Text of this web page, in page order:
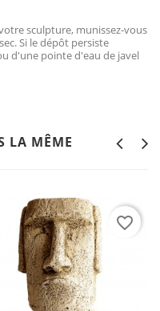
sculpture, munissez-vous
Si le dépôt persiste
d'une pointe d'eau de javel
LA MÊME
favorite_border